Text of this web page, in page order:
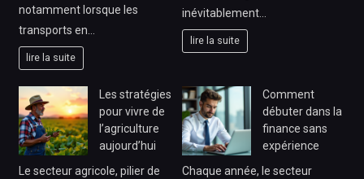
notamment lorsque les
transports en…
lire la suite
inévitablement…
lire la suite
Les stratégies
pour vivre de
l’agriculture
aujourd’hui
Le secteur agricole, pilier de
Comment
débuter dans la
finance sans
expérience
Chaque année, le secteur